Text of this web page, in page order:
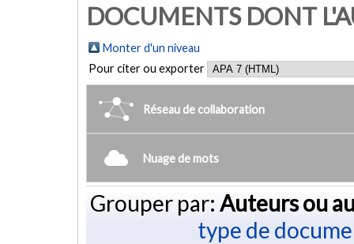
DOCUMENTS DONT
Monter d'un niveau
Pour citer ou exporter
Réseau de collaboration
Nuage de mots
Grouper par: Auteurs ou
type de